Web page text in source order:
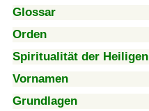
Glossar
Orden
Spiritualität der Heiligen
Vornamen
Grundlagen